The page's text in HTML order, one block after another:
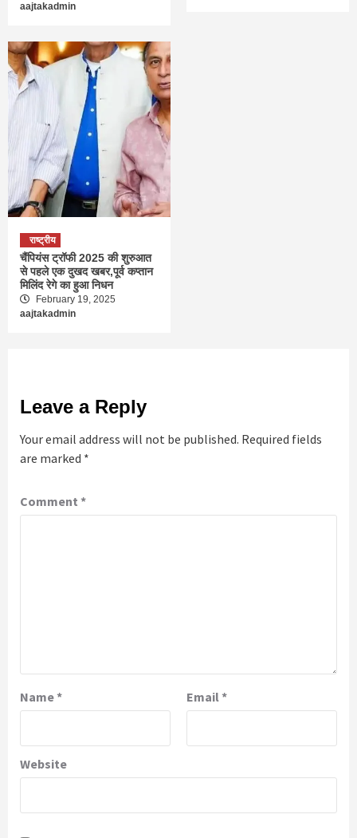
aajtakadmin
राष्ट्रीय
चैंपियंस ट्रॉफी 2025 की शुरुआत
से पहले एक दुखद खबर,पूर्व कप्तान
मिलिंद रेगे का हुआ निधन
February 19, 2025
aajtakadmin
Leave a Reply
Your email address will not be published. Required fields
are marked *
Comment *
Name* Email*
Website